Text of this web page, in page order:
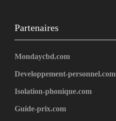
Partenaires
Mondaycbd.com
Developpement-personnel.com
Isolation-phonique.com
Guide-prix.com